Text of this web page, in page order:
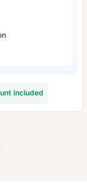
included